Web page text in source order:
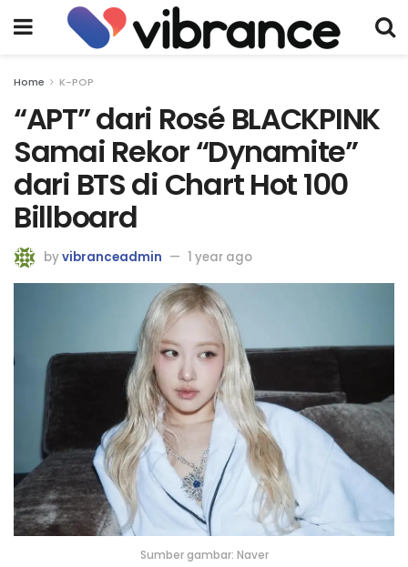
Home K-POP
“APT” dari Rosé BLACKPINK
Samai Rekor “Dynamite”
dari BTS di Chart Hot 100
Billboard
byvibranceadmin 1 year ago
Sumber gambar: Naver